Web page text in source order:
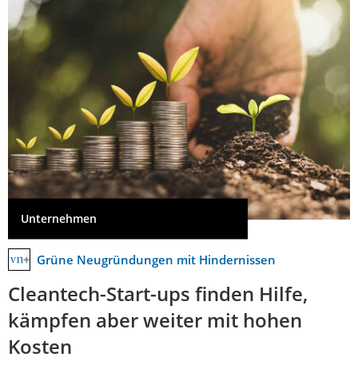
Unternehmen
Grüne Neugründungen mit Hindernissen
Cleantech-Start-ups finden Hilfe,
kämpfen aber weiter mit hohen
Kosten